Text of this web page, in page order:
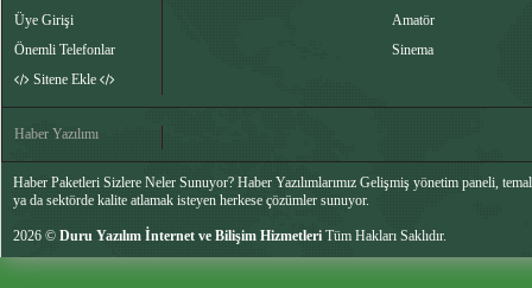
Üye Girişi
Önemli Telefonlar
Sitene Ekle
Amatör
Sinema
Haber Yazılımı
Haber Paketleri Sizlere Neler Sunuyor? Haber Yazılımlarımız Gelişmiş yönetim paneli,
ya da sektörde kalite atlamak isteyen herkese çözümler sunuyor.
2026 © Duru Yazılım İnternet ve Bilişim Hizmetleri Tüm Hakları Saklıdır.